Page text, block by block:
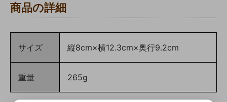
商品の詳細
サイズ 縦8cm×横12.3cm×奥行9.2cm
重量 265g